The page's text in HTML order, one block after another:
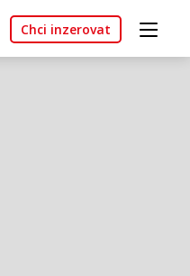
Chci inzerovat